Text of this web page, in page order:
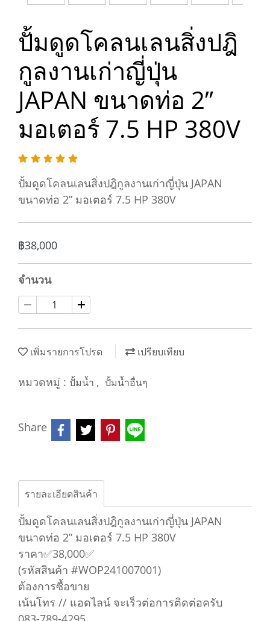
ปั้มดูดโคลนเลนสิ่งปฎิ
กูลงานเก่าญี่ปุ่น
JAPAN ขนาดท่อ 2”
มอเตอร์ 7.5 HP 380V
ปั้มดูดโคลนเลนสิ่งปฎิกูลงานเก่าญี่ปุ่น JAPAN
ขนาดท่อ 2” มอเตอร์ 7.5 HP 380V
฿38,000
จำนวน
เพิ่มรายการโปรด เปรียบเทียบ
หมวดหมู่ : ปั้มน้ำ , ปั้มน้ำอื่นๆ
Share
รายละเอียดสินค้า
ปั้มดูดโคลนเลนสิ่งปฎิกูลงานเก่าญี่ปุ่น JAPAN
ขนาดท่อ 2” มอเตอร์ 7.5 HP 380V
ราคา✅38,000✅
(รหัสสินค้า #WOP241007001)
ต้องการซื้อขาย
เน้นโทร // แอดไลน์ จะเร็วต่อการติดต่อครับ